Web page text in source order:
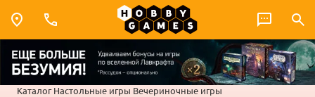
Каталог Настольные игры Вечериночные игры